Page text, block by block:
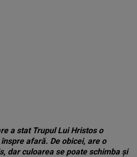
a stat Trupul Lui Hristos o
afară. De obi­cei, are o
dar culoarea se poate schimba şi